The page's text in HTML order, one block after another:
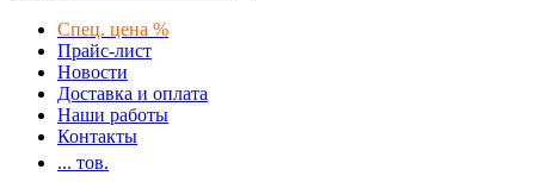
Спец. цена %
Прайс-лист
Новости
Доставка и оплата
Наши работы
Контакты
... тов.